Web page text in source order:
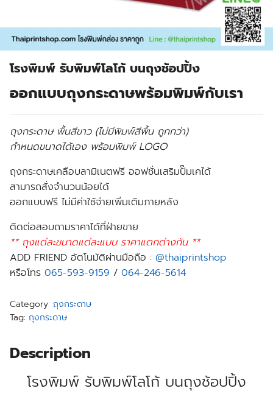
โรงพิมพ์ รับพิมพ์โลโก้ บนถุงช้อปปิ้ง
ออกแบบถุงกระดาษพร้อมพิมพ์กับเรา
ถุงกระดาษ พื้นสีขาว (ไม่มีพิมพ์สีพื้น ถูกกว่า)
กำหนดขนาดได้เอง พร้อมพิมพ์ LOGO
ถุงกระดาษเคลือบลามิเนตฟรี ออฟชั่นเสริมปั๊มเคได้
สามารถสั่งจำนวนน้อยได้
ออกแบบฟรี ไม่มีค่าใช้จ่ายเพิ่มเติมภายหลัง
ติดต่อสอบถามราคาได้ที่ฝ่ายขาย
** ถุงแต่ละขนาดแต่ละแบบ ราคาแตกต่างกัน **
ADD FRIEND อัตโนมัติผ่านมือถือ : @thaiprintshop
หรือโทร 065-593-9159 / 064-246-5614
Category: ถุงกระดาษ
Tag: ถุงกระดาษ
Description
โรงพิมพ์ รับพิมพ์โลโก้ บนถุงช้อปปิ้ง